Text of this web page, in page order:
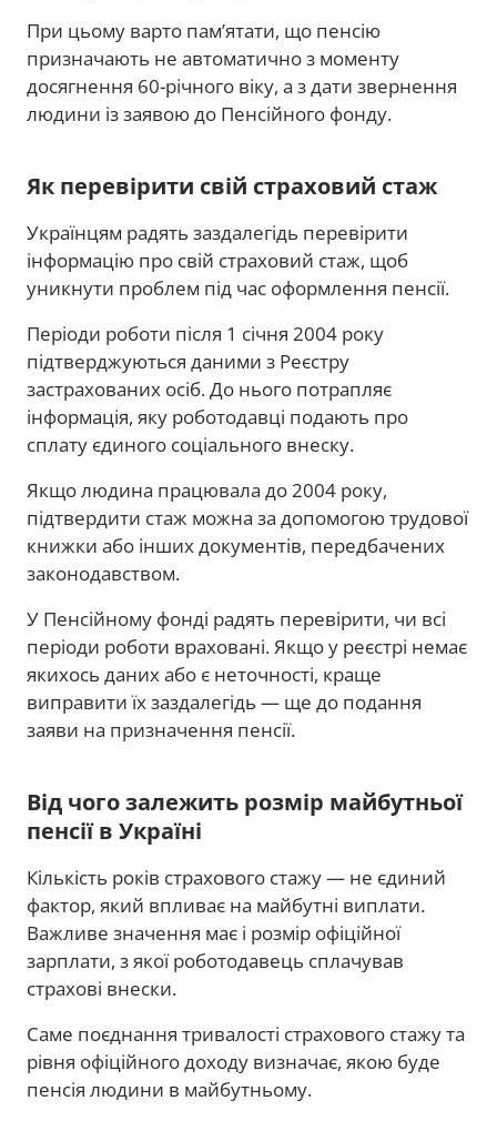
При цьому варто пам’ятати, що пенсію
призначають не автоматично з моменту
досягнення 60-річного віку, а з дати звернення
людини із заявою до Пенсійного фонду.
Як перевірити свій страховий стаж
Українцям радять заздалегідь перевірити
інформацію про свій страховий стаж, щоб
уникнути проблем під час оформлення пенсії.
Періоди роботи після 1 січня 2004 року
підтверджуються даними з Реєстру
застрахованих осіб. До нього потрапляє
інформація, яку роботодавці подають про
сплату єдиного соціального внеску.
Якщо людина працювала до 2004 року,
підтвердити стаж можна за допомогою трудової
книжки або інших документів, передбачених
законодавством.
У Пенсійному фонді радять перевірити, чи всі
періоди роботи враховані. Якщо у реєстрі немає
якихось даних або є неточності, краще
виправити їх заздалегідь — ще до подання
заяви на призначення пенсії.
Від чого залежить розмір майбутньої
пенсії в Україні
Кількість років страхового стажу — не єдиний
фактор, який впливає на майбутні виплати.
Важливе значення має і розмір офіційної
зарплати, з якої роботодавець сплачував
страхові внески.
Саме поєднання тривалості страхового стажу та
рівня офіційного доходу визначає, якою буде
пенсія людини в майбутньому.